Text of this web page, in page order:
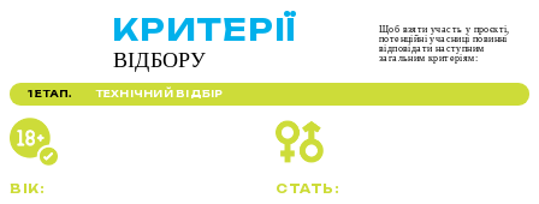
КРИТЕРІЇ
ВІДБОРУ
Щоб взяти участь у проєкті,
потенційні учасниці повинні
відповідати наступним
загальним критеріям:
1 ЕТАП. ТЕХНІЧНИЙ ВІДБІР
ВІК: СТАТЬ: